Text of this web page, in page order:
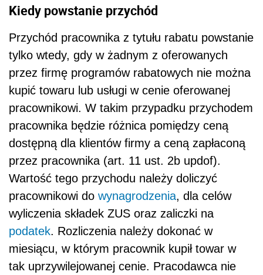
Kiedy powstanie przychód
Przychód pracownika z tytułu rabatu powstanie
tylko wtedy, gdy w żadnym z oferowanych
przez firmę programów rabatowych nie można
kupić towaru lub usługi w cenie oferowanej
pracownikowi. W takim przypadku przychodem
pracownika będzie różnica pomiędzy ceną
dostępną dla klientów firmy a ceną zapłaconą
przez pracownika (art. 11 ust. 2b updof).
Wartość tego przychodu należy doliczyć
pracownikowi do wynagrodzenia, dla celów
wyliczenia składek ZUS oraz zaliczki na
podatek. Rozliczenia należy dokonać w
miesiącu, w którym pracownik kupił towar w
tak uprzywilejowanej cenie. Pracodawca nie